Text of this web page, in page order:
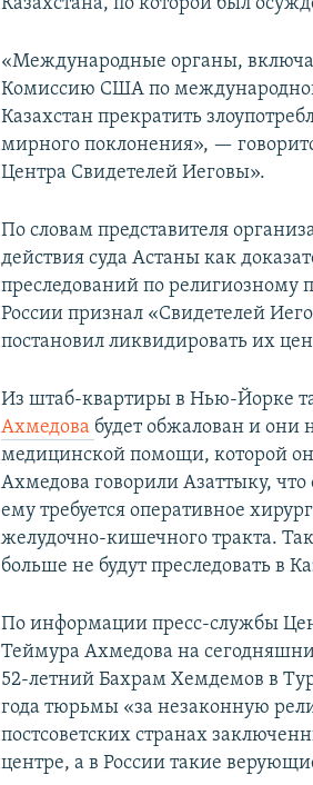
«Международные органы,
Комиссию США по международной
Казахстан прекратить
мирного поклонения», —
Центра Свидетелей Иеговы».
По словам представителя
действия суда Астаны как
преследований по религиозному
России признал «Свидетелей
постановил ликвидировать их
Из штаб-квартиры в Нью-Йорке
Ахмедова будет обжалован и они
медицинской помощи, которой
Ахмедова говорили Азаттыку,
ему требуется оперативное
желудочно-кишечного тракта.
больше не будут преследовать в
По информации пресс-службы
Теймура Ахмедова на
52-летний Бахрам Хемдемов в
года тюрьмы «за незаконную
постсоветских странах
центре, а в России такие